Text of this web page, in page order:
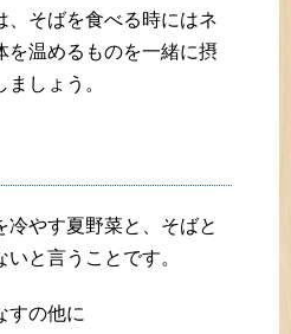
、そばを食べる時にはネ
を温めるものを一緒に摂
しょう。
冷やす夏野菜と、そばと
と言うことです。
すの他に